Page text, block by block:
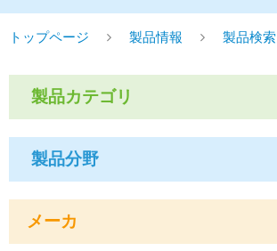
トップページ 製品情報 製品検索
製品カテゴリ
製品分野
メーカ